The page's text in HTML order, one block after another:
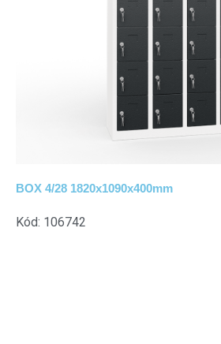
BOX 4/28 1820x1090x400mm
Kód: 106742